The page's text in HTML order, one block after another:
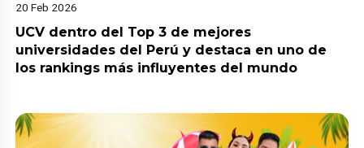
20 Feb 2026
UCV dentro del Top 3 de mejores
universidades del Perú y destaca en uno de
los rankings más influyentes del mundo